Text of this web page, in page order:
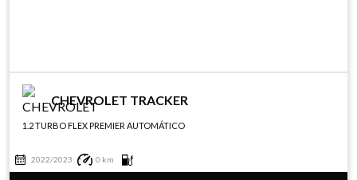
CHEVROLET TRACKER
1.2 TURBO FLEX PREMIER AUTOMÁTICO
2022/2023 0 km